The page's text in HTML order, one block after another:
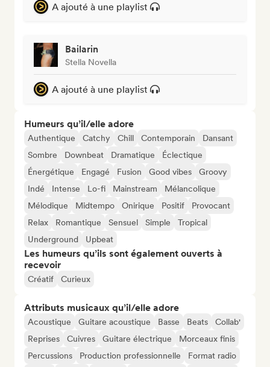
A ajouté à une playlist
Bailarin
Stella Novella
A ajouté à une playlist
Humeurs qu’il/elle adore
Authentique Catchy Chill Contemporain
Dansant
Sombre
Downbeat Dramatique
Éclectique
Énergétique
Engagé Fusion Good vibes
Groovy
Indé
Intense Lo-fi Mainstream
Mélancolique
Mélodique
Midtempo Onirique Positif
Provocant
Relax
Romantique Sensuel Simple
Tropical
Underground
Upbeat
Les humeurs qu’ils sont également ouverts à
recevoir
Créatif Curieux
Attributs musicaux qu’il/elle adore
Acoustique Guitare acoustique Basse Beats
Collab'
Reprises
Cuivres Guitare électrique
Morceaux finis
Percussions
Production professionnelle Format radio